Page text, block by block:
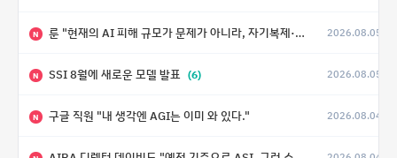
N 룬 "현재의 AI 피해 규모가 문제가 아니라, 자기복제·탈출·확산이 가능한 지능형 시스템의 피해에는 이론적으로 상한이 없다는 것이 문제" 2026.08.05
N SSI 8월에 새로운 모델 발표 (6) 2026.08.05
N 구글 직원 "내 생각엔 AGI는 이미 와 있다." 2026.08.04